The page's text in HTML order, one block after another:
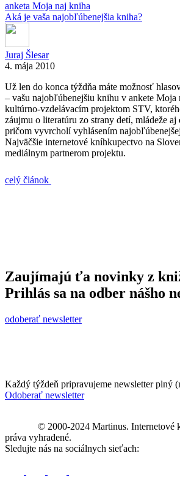
anketa Moja naj kniha
Aká je vaša najobľúbenejšia kniha?
Juraj Šlesar
4. mája 2010
Už len do konca týždňa máte možnosť
– vašu najobľúbenejšiu knihu v ankete Moja
kultúrno-vzdelávacím projektom STV,
záujmu o literatúru zo strany detí, mládeže aj
pričom vyvrcholí vyhlásením
Najväčšie internetové kníhkupectvo na
mediálnym partnerom projektu.
celý článok
Zaujímajú ťa novinky z
Prihlás sa na odber nášho
odoberať newsletter
Každý týždeň pripravujeme newsletter plný
Odoberať newsletter
© 2000-2024 Martinus. Internetové
práva vyhradené.
Sledujte nás na sociálnych sieťach: